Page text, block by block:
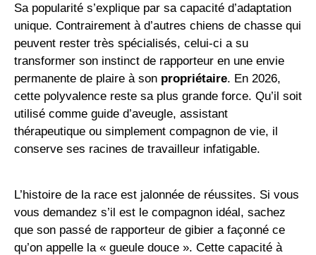
Sa popularité s’explique par sa capacité d’adaptation
unique. Contrairement à d’autres chiens de chasse qui
peuvent rester très spécialisés, celui-ci a su
transformer son instinct de rapporteur en une envie
permanente de plaire à son propriétaire. En 2026,
cette polyvalence reste sa plus grande force. Qu’il soit
utilisé comme guide d’aveugle, assistant
thérapeutique ou simplement compagnon de vie, il
conserve ses racines de travailleur infatigable.
L’histoire de la race est jalonnée de réussites. Si vous
vous demandez s’il est le compagnon idéal, sachez
que son passé de rapporteur de gibier a façonné ce
qu’on appelle la « gueule douce ». Cette capacité à